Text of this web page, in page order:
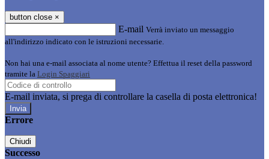
button close ×
E-mail Verrà inviato un messaggio
all'indirizzo indicato con le istruzioni necessarie.
Non hai una e-mail associata al nome utente? Effettua il reset della password
tramite la Login Spaggiari
E-mail inviata, si prega di controllare la casella di posta elettronica!
Errore
Chiudi
Successo